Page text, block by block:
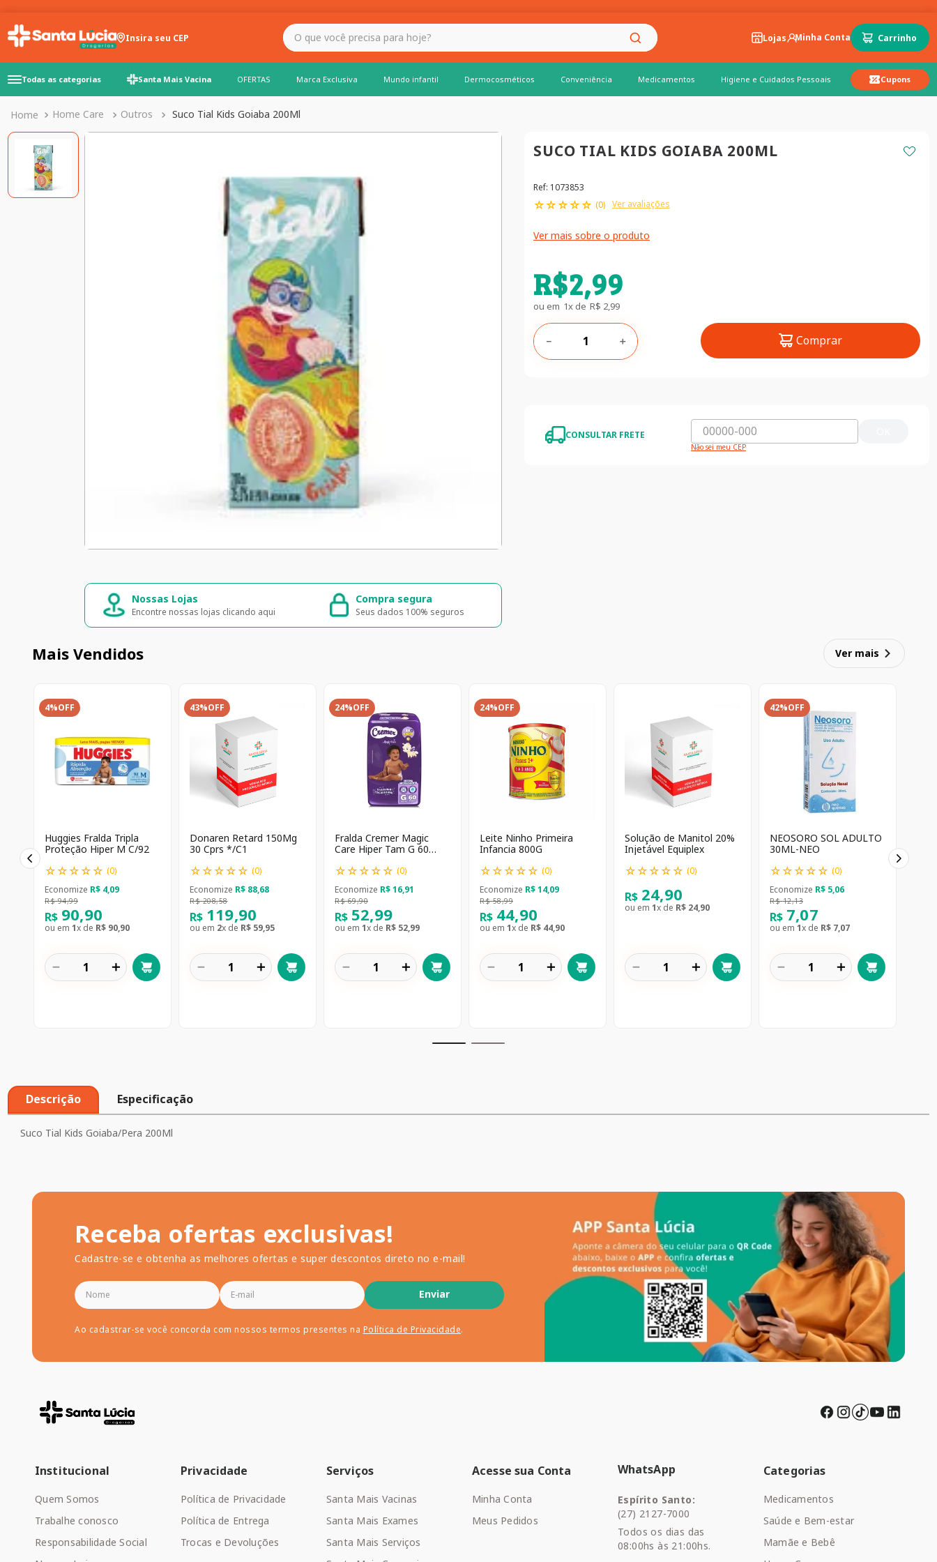
Insira seu CEP
O que você precisa para hoje?
Lojas
Todas as categorias Santa Mais Vacina OFERTAS Marca Exclusiva Mundo infantil Dermocosméticos Conveniência Medicamentos Higiene e Cuidados Pessoais Cupons
Home Care Outros Suco Tial Kids Goiaba 200Ml
Nossas Lojas
Encontre nossas lojas clicando aqui
Compra segura
Seus dados 100% seguros
SUCO TIAL KIDS GOIABA 200ML
Ref: 1073853
☆☆☆☆☆ (0) Ver avaliações
Ver mais sobre o produto
R$2,99
ou em 1x de R$ 2,99
＋
－ Comprar
CONSULTAR FRETE
Não sei meu CEP
Mais Vendidos Ver mais
4%OFF
Huggies Fralda Tripla
Proteção Hiper M C/92
☆☆☆☆☆ (0)
Economize R$ 4,09
R$ 94,99
R$ 90,90
ou em 1x de R$ 90,90
＋
－
43%OFF
Donaren Retard 150Mg
30 Cprs */C1
☆☆☆☆☆ (0)
Economize R$ 88,68
R$ 208,58
R$ 119,90
ou em 2x de R$ 59,95
＋
－
24%OFF
Fralda Cremer Magic
Care Hiper Tam G 60
☆☆☆☆☆ (0)
Economize R$16,91
R$ 69,90
R$ 52,99
ou em 1x de R$ 52,99
＋
－
24%OFF
Leite Ninho Primeira
Infancia 800G
☆☆☆☆☆ (0)
Economize R$14,09
R$ 58,99
R$ 44,90
ou em 1x de R$ 44,90
＋
－
Solução de Manitol 20%
Injetável Equiplex
☆☆☆☆☆ (0)
R$ 24,90
ou em 1x de R$ 24,90
＋
－
42%OFF
NEOSORO SOL ADULTO
30ML-NEO
☆☆☆☆☆ (0)
Economize R$ 5,06
R$ 12,13
R$ 7,07
ou em 1x de R$ 7,07
＋
－
Descrição Especificação
Suco Tial Kids Goiaba/Pera 200Ml
Receba ofertas exclusivas!
Cadastre-se e obtenha as melhores ofertas e super descontos direto no e-mail!
Enviar
Ao cadastrar-se você concorda com nossos termos presentes na Política de Privacidade.
Institucional
Quem Somos
Trabalhe conosco
Responsabilidade Social
Privacidade
Política de Privacidade
Política de Entrega
Trocas e Devoluções
Serviços
Santa Mais Vacinas
Santa Mais Exames
Santa Mais Serviços
Acesse sua Conta
Minha Conta
Meus Pedidos
WhatsApp
Espírito Santo:
(27) 2127-7000
Todos os dias das
08:00hs às 21:00hs.
Categorias
Medicamentos
Saúde e Bem-estar
Mamãe e Bebê